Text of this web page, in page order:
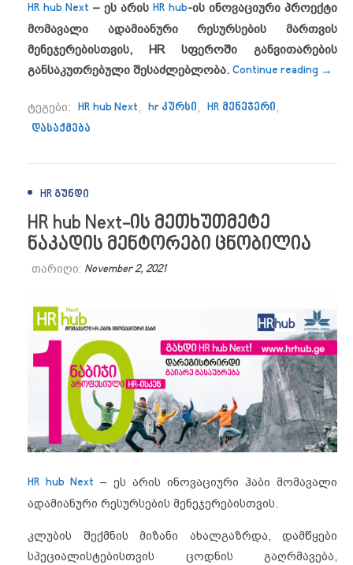
HR hub Next – ეს არის HR hub-ის ინოვაციური პროექტი
მომავალი ადამიანური რესურსების მართვის
მენეჯერებისთვის, HR სფეროში განვითარების
განსაკუთრებული შესაძლებლობა. Continue reading →
ტეგები: HR hub Next, hr კურსი, HR მენეჯერი,
დასაქმება
HR ᲒᲣᲜᲓᲘ
HR hub Next-ის მეთხუთმეტე
ნაკადის მენტორები ცნობილია
თარიღი: November 2, 2021
HR hub Next – ეს არის ინოვაციური ჰაბი მომავალი
ადამიანური რესურსების მენეჯერებისთვის.
კლუბის შექმნის მიზანი ახალგაზრდა, დამწყები
სპეციალისტებისთვის ცოდნის გაღრმავება,